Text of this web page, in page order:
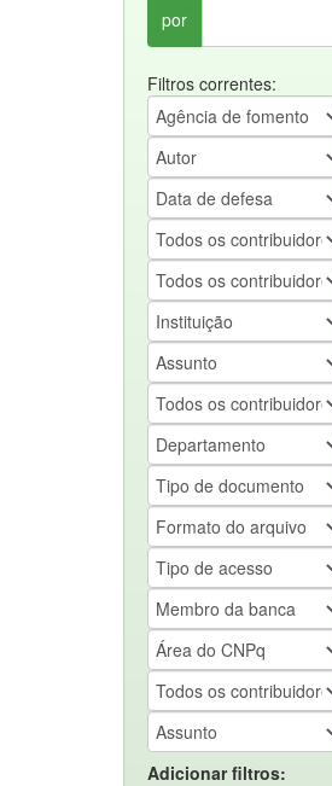
por
Filtros correntes:
Adicionar filtros: